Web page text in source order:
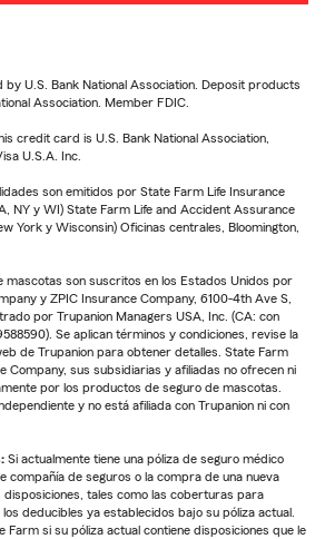
by U.S. Bank National Association. Deposit products
Association. Member FDIC.
credit card is U.S. Bank National Association,
U.S.A. Inc.
son emitidos por State Farm Life Insurance
NY y WI) State Farm Life and Accident Assurance
York y Wisconsin) Oficinas centrales, Bloomington,
mascotas son suscritos en los Estados Unidos por
y ZPIC Insurance Company, 6100-4th Ave S,
por Trupanion Managers USA, Inc. (CA: con
Se aplican términos y condiciones, revise la
de Trupanion para obtener detalles. State Farm
Company, sus subsidiarias y afiliadas no ofrecen ni
por los productos de seguro de mascotas.
y no está afiliada con Trupanion ni con
Si actualmente tiene una póliza de seguro médico
compañía de seguros o la compra de una nueva
tales como las coberturas para
deducibles ya establecidos bajo su póliza actual.
Farm si su póliza actual contiene disposiciones que le